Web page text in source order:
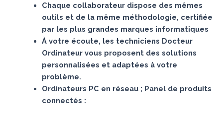
Chaque collaborateur dispose des mêmes
outils et de la même méthodologie, certifiée
par les plus grandes marques informatiques
À votre écoute, les techniciens Docteur
Ordinateur vous proposent des solutions
personnalisées et adaptées à votre
problème.
Ordinateurs PC en réseau ; Panel de produits
connectés :